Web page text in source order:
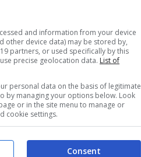
and information from your device
other device data) may be stored by,
partners, or used specifically by this
precise geolocation data. List of
personal data on the basis of legitimate
by managing your options below. Look
or in the site menu to manage or
cookie settings.
Consent